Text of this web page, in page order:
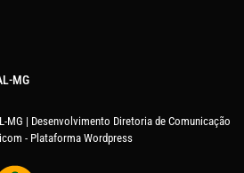
MG
MG | Desenvolvimento Diretoria de Comunicação
- Plataforma Wordpress